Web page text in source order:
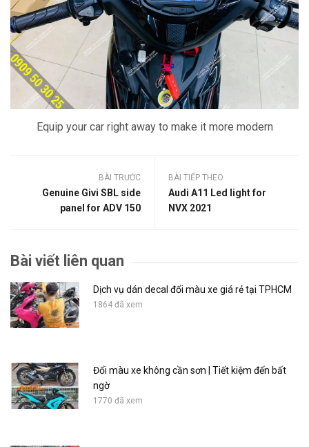
Equip your car right away to make it more modern
BÀI TRƯỚC
Genuine Givi SBL side
panel for ADV 150
BÀI TIẾP THEO
Audi A11 Led light for
NVX 2021
Bài viết liên quan
Dịch vụ dán decal đổi màu xe giá rẻ tại TPHCM
1864 đã xem
Đổi màu xe không cần sơn | Tiết kiệm đến bất
ngờ
1770 đã xem